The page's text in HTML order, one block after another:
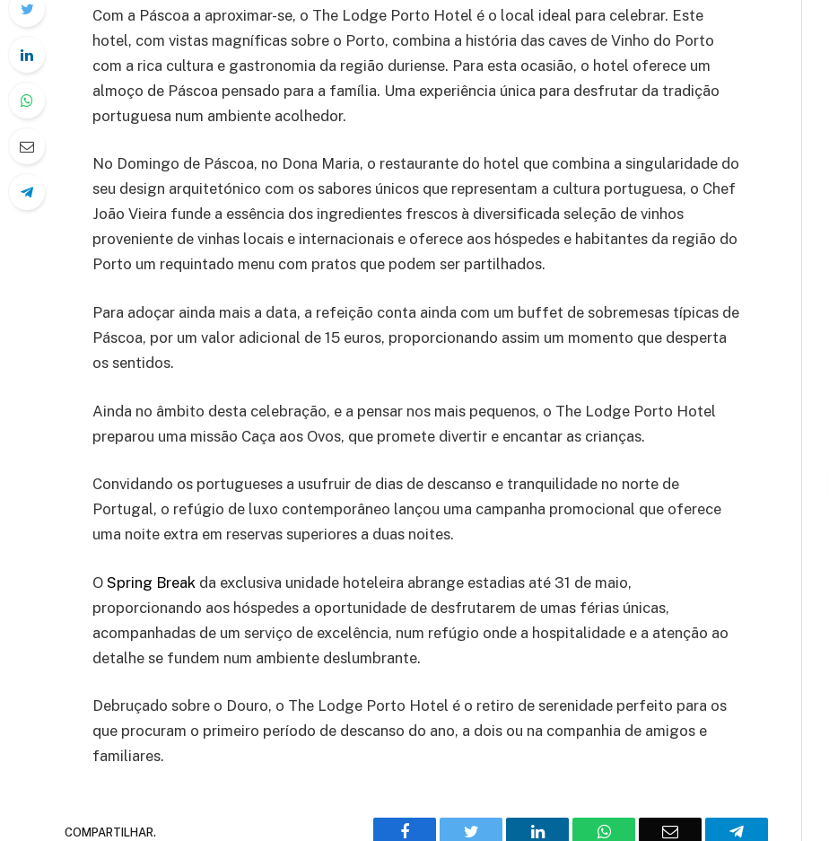
Com a Páscoa a aproximar-se, o The Lodge Porto Hotel é o local ideal para celebrar. Este
hotel, com vistas magníficas sobre o Porto, combina a história das caves de Vinho do Porto
com a rica cultura e gastronomia da região duriense. Para esta ocasião, o hotel oferece um
almoço de Páscoa pensado para a família. Uma experiência única para desfrutar da tradição
portuguesa num ambiente acolhedor.
No Domingo de Páscoa, no Dona Maria, o restaurante do hotel que combina a singularidade do
seu design arquitetónico com os sabores únicos que representam a cultura portuguesa, o Chef
João Vieira funde a essência dos ingredientes frescos à diversificada seleção de vinhos
proveniente de vinhas locais e internacionais e oferece aos hóspedes e habitantes da região do
Porto um requintado menu com pratos que podem ser partilhados.
Para adoçar ainda mais a data, a refeição conta ainda com um buffet de sobremesas típicas de
Páscoa, por um valor adicional de 15 euros, proporcionando assim um momento que desperta
os sentidos.
Ainda no âmbito desta celebração, e a pensar nos mais pequenos, o The Lodge Porto Hotel
preparou uma missão Caça aos Ovos, que promete divertir e encantar as crianças.
Convidando os portugueses a usufruir de dias de descanso e tranquilidade no norte de
Portugal, o refúgio de luxo contemporâneo lançou uma campanha promocional que oferece
uma noite extra em reservas superiores a duas noites.
O Spring Break da exclusiva unidade hoteleira abrange estadias até 31 de maio,
proporcionando aos hóspedes a oportunidade de desfrutarem de umas férias únicas,
acompanhadas de um serviço de excelência, num refúgio onde a hospitalidade e a atenção ao
detalhe se fundem num ambiente deslumbrante.
Debruçado sobre o Douro, o The Lodge Porto Hotel é o retiro de serenidade perfeito para os
que procuram o primeiro período de descanso do ano, a dois ou na companhia de amigos e
familiares.
COMPARTILHAR. Facebook Twitter
O
WhatsAppE-
Telegrama